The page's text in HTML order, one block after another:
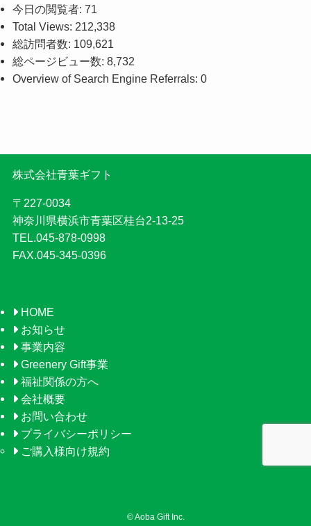
今日の閲覧者: 71
Total Views: 212,338
総訪問者数: 109,621
総ページビュー数: 8,732
Overview of Search Engine Referrals: 0
株式会社青葉ギフト
〒227-0034
神奈川県横浜市青葉区桂台2-13-25
TEL.045-878-0998
FAX.045-345-0396
HOME
お知らせ
事業内容
Greenery Gift事業
福祉関係の方へ
会社概要
お問い合わせ
プライバシーポリシー
ご購入様向け規約
©Aoba Gift Inc.